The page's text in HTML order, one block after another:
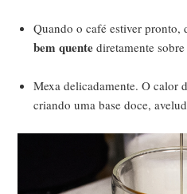
Quando o café estiver pronto,
bem quente diretamente
Mexa delicadamente. O calor
criando uma base doce,